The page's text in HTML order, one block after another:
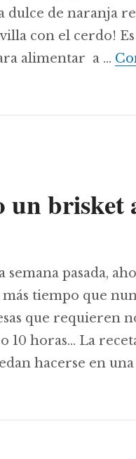
dulce de naranja
con el cerdo!
alimentar a …
brisket
semana pasada,
más tiempo que
que requieren
10 horas… La
hacerse en una